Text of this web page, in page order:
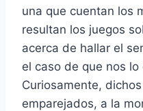
una que cuentan los
resultan los juegos
acerca de hallar el
el caso de que nos
Curiosamente,
emparejados, a la